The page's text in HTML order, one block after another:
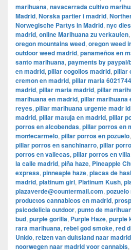
marihuana, navacerrada cultivo
Madrid, Norska partier i madrid,
Norwegische Partys in Madrid, nyc
madrid, online Marihuana zu verkaufen,
oregon mountains weed, oregon weed
outdoor weed madrid, panameños en
santo marihuana, payments by paypal/
en madrid, pillar cogollos madrid, pillar
cremon en madrid, pillar maria
madrid, pillar maria madrid, pillar
marihuana en madrid, pillar marihuana
reyes, pillar marihuana urgente madr id
madrid, pillar matuja en madrid, pillar
porros en alcobendas, pillar porros en
montecarmelo, pillar porros en pozuelo,
pillar porros en sanchinarro, pillar
porros en vallecas, pillar porros en
la calle madrid, piña haze, Pineapple
express, pinneaple haze, placas de
madrid, platinum girl, Platinum Kush,
plazaverde@countermail.com,
productos cannabicos en madrid,
psicodelicia outdoor, punto de
bud, purple gorilla, Purple Haze, purple
rara marihuana, rebel god smoke, red
Unido, reizen van duitsland naar
noorwegen naar madrid voor cannabis,